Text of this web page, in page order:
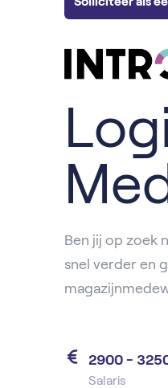
Ben jij op zoek
snel verder en
2900 -
Salaris